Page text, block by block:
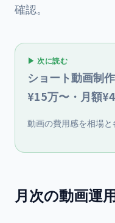
確認。
▶ 次に読む
ショート動画制
¥15万〜・月額
動画の費用感を相場
月次の動画運